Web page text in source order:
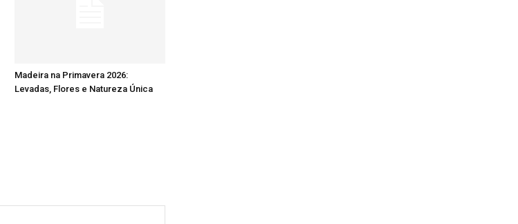
Madeira na Primavera 2026:
Levadas, Flores e Natureza Única